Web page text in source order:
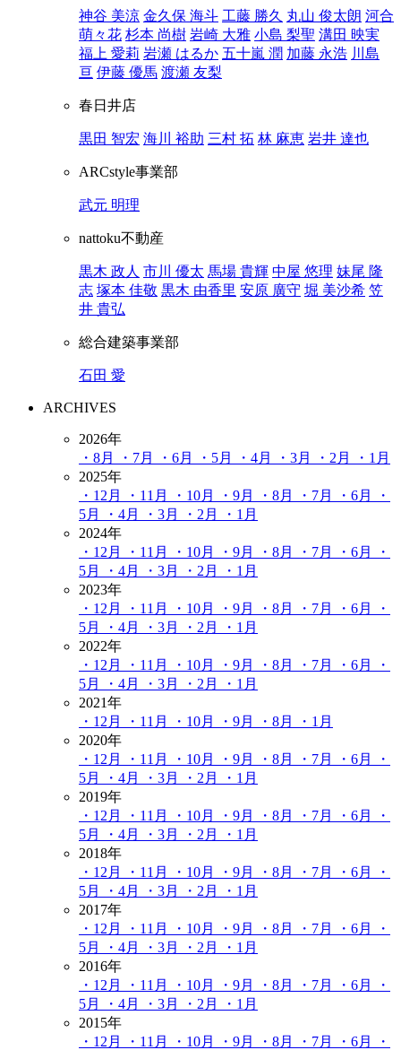
神谷 美涼 金久保 海斗 工藤 勝久 丸山 俊太朗 河合
萌々花 杉本 尚樹 岩崎 大雅 小島 梨聖 溝田 映実
福上 愛莉 岩瀬 はるか 五十嵐 潤 加藤 永浩 川島
亘 伊藤 優馬 渡瀬 友梨
春日井店
黒田 智宏 海川 裕助 三村 拓 林 麻恵 岩井 達也
ARCstyle事業部
武元 明理
nattoku不動産
黒木 政人 市川 優太 馬場 貴輝 中屋 悠理 妹尾 隆
志 塚本 佳敬 黒木 由香里 安原 廣守 堀 美沙希 笠
井 貴弘
総合建築事業部
石田 愛
ARCHIVES
2026年
・8月
・7月 ・6月 ・5月 ・4月 ・3月 ・2月
・1月
2025年
・12月
・11月 ・10月 ・9月 ・8月 ・7月 ・6月
・
5月
・4月 ・3月 ・2月
・1月
2024年
・12月
・11月 ・10月 ・9月 ・8月 ・7月 ・6月
・
5月
・4月 ・3月 ・2月
・1月
2023年
・12月
・11月 ・10月 ・9月 ・8月 ・7月 ・6月
・
5月
・4月 ・3月 ・2月
・1月
2022年
・12月
・11月 ・10月 ・9月 ・8月 ・7月 ・6月
・
5月
・4月 ・3月 ・2月
・1月
2021年
・12月
・11月 ・10月 ・9月 ・8月
・1月
2020年
・12月
・11月 ・10月 ・9月 ・8月 ・7月 ・6月
・
5月
・4月 ・3月 ・2月
・1月
2019年
・12月
・11月 ・10月 ・9月 ・8月 ・7月 ・6月
・
5月
・4月 ・3月 ・2月
・1月
2018年
・12月
・11月 ・10月 ・9月 ・8月 ・7月 ・6月
・
5月
・4月 ・3月 ・2月
・1月
2017年
・12月
・11月 ・10月 ・9月 ・8月 ・7月 ・6月
・
5月
・4月 ・3月 ・2月
・1月
2016年
・12月
・11月 ・10月 ・9月 ・8月 ・7月 ・6月
・
5月
・4月 ・3月 ・2月
・1月
2015年
・12月
・11月 ・10月 ・9月 ・8月 ・7月 ・6月
・